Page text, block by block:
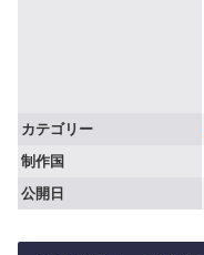
カテゴリー
制作国
公開日